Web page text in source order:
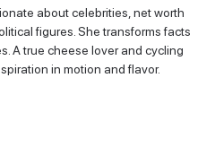
about celebrities, net worth
figures. She transforms facts
A true cheese lover and cycling
in motion and flavor.